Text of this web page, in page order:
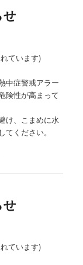
せ
ています)
中症警戒アラー
険性が高まって
け、こまめに水
ください。
せ
ています)